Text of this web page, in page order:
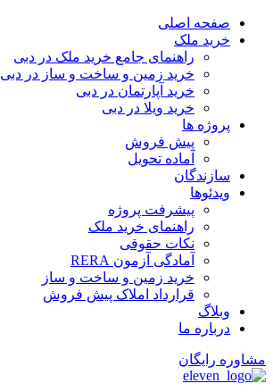
پرش
صفحه اصلی
خرید ملک
راهنمای جامع خرید ملک در دبی
خرید زمین و ساخت‌ و ساز در دبی
خرید آپارتمان در دبی
خرید ویلا در دبی
پروژه ها
پیش فروش
آماده تحویل
سازندگان
ویدئوها
پیشرفت پروژه
راهنمای خرید ملک
نکات حقوقی
آمادگی آزمون RERA
خرید زمین و ساخت و ساز
قرارداد املاک پیش فروش
وبلاگ
درباره ما
مشاوره رایگان